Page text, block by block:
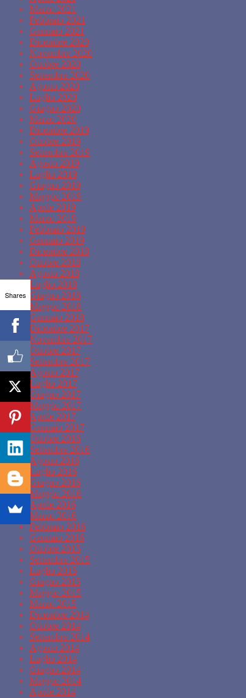
Marzo 2021
Febbraio 2021
Gennaio 2021
Dicembre 2020
Novembre 2020
Ottobre 2020
Settembre 2020
Agosto 2020
Luglio 2020
Giugno 2020
Marzo 2020
Dicembre 2019
Ottobre 2019
Settembre 2019
Agosto 2019
Luglio 2019
Giugno 2019
Maggio 2019
Aprile 2019
Marzo 2019
Febbraio 2019
Gennaio 2019
Dicembre 2018
Ottobre 2018
Agosto 2018
Luglio 2018
Giugno 2018
Maggio 2018
Gennaio 2018
Dicembre 2017
Novembre 2017
Ottobre 2017
Settembre 2017
Agosto 2017
Luglio 2017
Giugno 2017
Maggio 2017
Aprile 2017
Gennaio 2017
Ottobre 2016
Settembre 2016
Agosto 2016
Luglio 2016
Giugno 2016
Maggio 2016
Aprile 2016
Marzo 2016
Febbraio 2016
Gennaio 2016
Ottobre 2015
Settembre 2015
Luglio 2015
Giugno 2015
Maggio 2015
Marzo 2015
Dicembre 2014
Ottobre 2014
Settembre 2014
Agosto 2014
Luglio 2014
Giugno 2014
Maggio 2014
Aprile 2014
Shares